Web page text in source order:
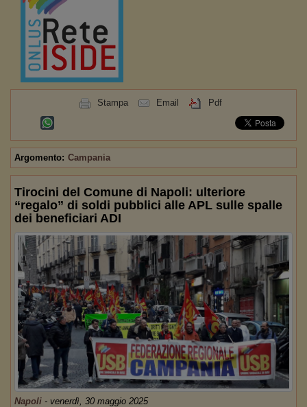
Stampa Email Pdf
Argomento: Campania
Tirocini del Comune di Napoli: ulteriore
“regalo” di soldi pubblici alle APL sulle spalle
dei beneficiari ADI
Napoli - venerdì, 30 maggio 2025